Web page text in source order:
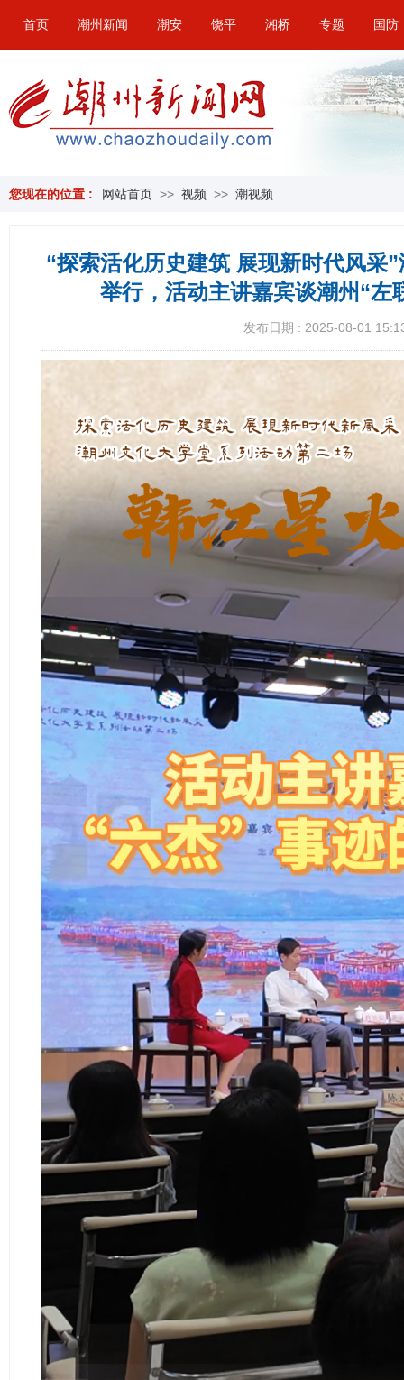
首页 潮州新闻 潮安 饶平 湘桥 专题 国防
您现在的位置 : 网站首页 >> 视频 >> 潮视频
“探索活化历史建筑 展现新时代风采
举行，活动主讲嘉宾谈潮州“左
发布日期 : 2025-08-01